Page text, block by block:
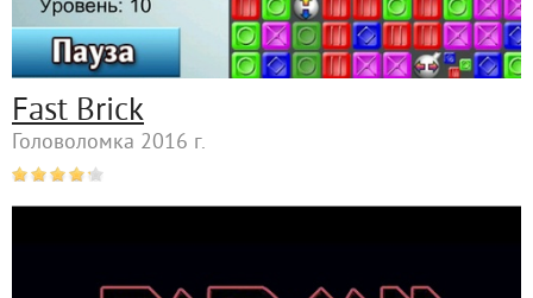
Fast Brick
Головоломка 2016 г.